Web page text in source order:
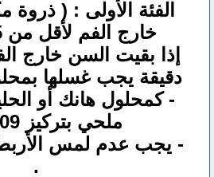
الفئة الأولى : ( ذروة
خارج الفم لأقل من 15 دقيقة ).
دقيقة يجب غسلها
- كمحلول هانك أو
ملحي بتركيز 0.09 % .
- يجب عدم لمس